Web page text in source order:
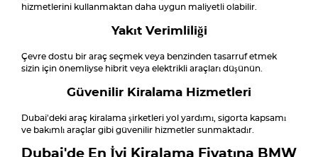
hizmetlerini kullanmaktan daha uygun maliyetli olabilir.
Yakıt Verimliliği
Çevre dostu bir araç seçmek veya benzinden tasarruf etmek
sizin için önemliyse hibrit veya elektrikli araçları düşünün.
Güvenilir Kiralama Hizmetleri
Dubai'deki araç kiralama şirketleri yol yardımı, sigorta kapsamı
ve bakımlı araçlar gibi güvenilir hizmetler sunmaktadır.
Dubai'de En İyi Kiralama Fiyatına BMW